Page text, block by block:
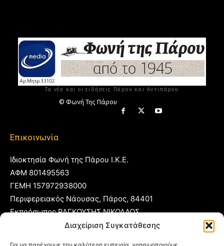
Διαχείριση Συγκατάθεσης
Τα νέα και οι ειδήσεις Πάρου και Αντιπάρου
© Φωνή Της Πάρου
Επικοινωνία
Ιδιοκτησία Φωνή της Πάρου Ι.Κ.Ε.
ΑΦΜ 801495563
ΓΕΜΗ 157972938000
Περιφερειακός Νάουσας, Πάρος, 84401
Εκπρόσωπος ΡΑΓΚΟΥΣΗΣ ΝΙΚΟΛΑΟΣ